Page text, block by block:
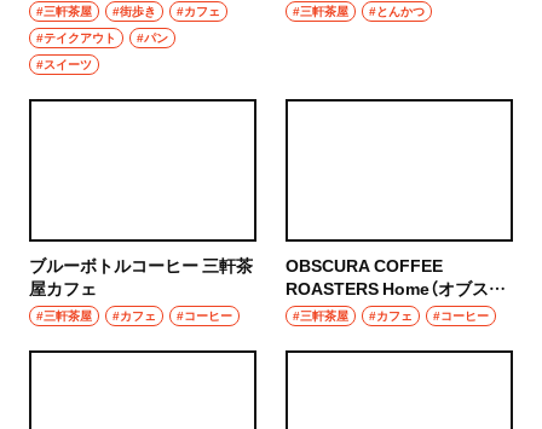
#三軒茶屋 #街歩き
#カフェ
#テイクアウト
#パン
#スイーツ
#三軒茶屋 #とんかつ
ブルーボトルコーヒー 三軒茶
屋カフェ
#三軒茶屋 #カフェ #コーヒー
OBSCURA COFFEE
ROASTERS Home（オブスキ
ュラ コーヒー ロースターズ
ホーム）
#三軒茶屋 #カフェ #コーヒー